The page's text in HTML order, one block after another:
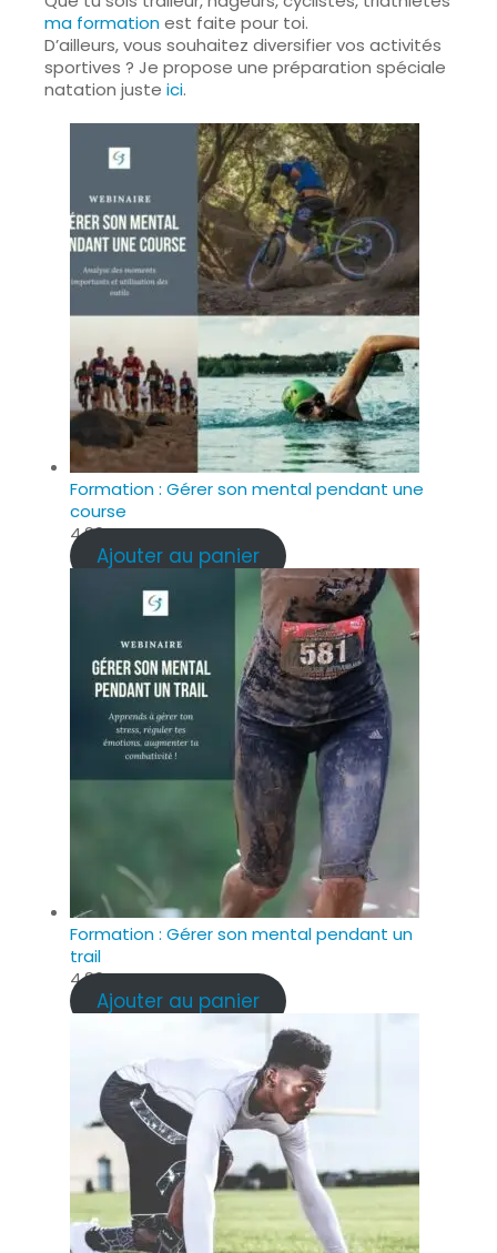
ma formationest faite pour toi.
D’ailleurs, vous souhaitez diversifier vos activités
sportives ? Je propose une préparation spéciale
natation juste ici.
Formation : Gérer son mental pendant une
course
4.99€
Ajouter au panier
Formation : Gérer son mental pendant un
trail
4.99€
Ajouter au panier